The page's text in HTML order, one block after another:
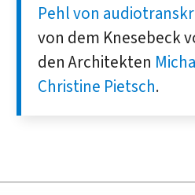
Pehl von
von dem Knesebeck
den Architekten
Christine Pietsch.